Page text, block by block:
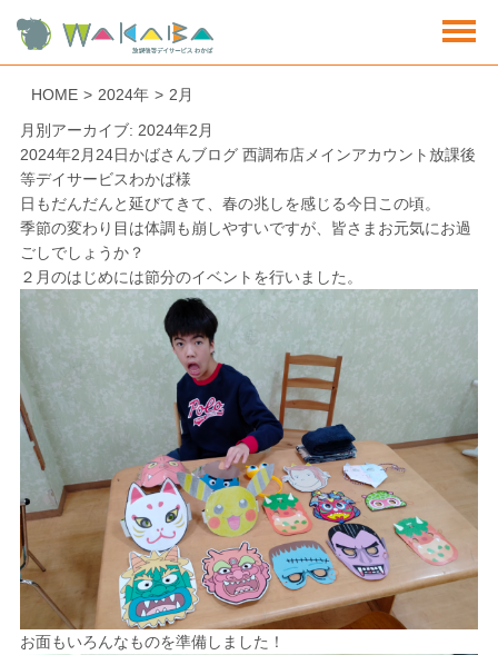
HOME > 2024年 > 2月
月別アーカイブ: 2024年2月
2024年2月24日かばさんブログ 西調布店メインアカウント放課後
等デイサービスわかば様
日もだんだんと延びてきて、春の兆しを感じる今日この頃。
季節の変わり目は体調も崩しやすいですが、皆さまお元気にお過
ごしでしょうか？
２月のはじめには節分のイベントを行いました。
お面もいろんなものを準備しました！